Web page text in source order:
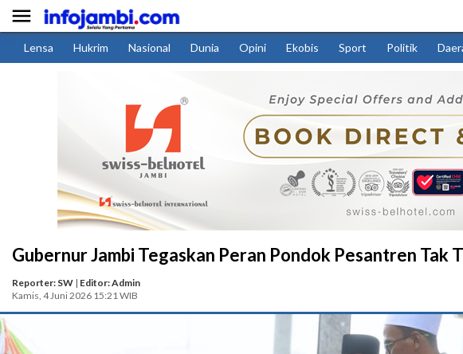

Lensa Hukrim Nasional Dunia Opini Ekobis Sport Politik
Gubernur Jambi Tegaskan Peran Pondok Pesantren
Reporter: SW | Editor: Admin
Kamis, 4 Juni 2026 15:21 WIB